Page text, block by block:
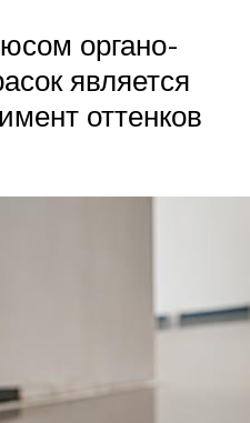
органо-
является
оттенков